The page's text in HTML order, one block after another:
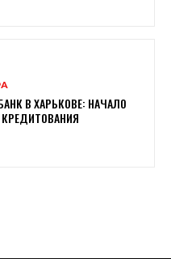
В ХАРЬКОВЕ: НАЧАЛО